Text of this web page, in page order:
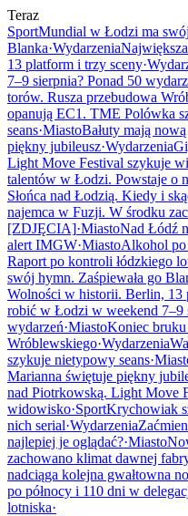
Teraz
SportMundial w Łodzi ma
Blanka·Wydarzenia
13 platform i trzy sceny·
7–9 sierpnia? Ponad 50
torów. Rusza przebudowa
opanują EC1. TME Polówka
seans·MiastoBałuty mają
piękny jubileusz·Wydarzenia
Light Move Festival szykuje
talentów w Łodzi. Powstaje o
Słońca nad Łodzią. Kiedy i
najemca w Fuzji. W środku
[ZDJĘCIA]·MiastoNad Łódź
alert IMGW·MiastoAlkohol po
Raport po kontroli łódzkiego
swój hymn. Zaśpiewała go
Wolności w historii. Berlin, 13
robić w Łodzi w weekend 7–9
wydarzeń·MiastoKoniec bruku
Wróblewskiego·Wydarzenia
szykuje nietypowy seans·
Marianna świętuje piękny
nad Piotrkowską. Light Move
widowisko·SportKrychowiak
nich serial·Wydarzenia
najlepiej je oglądać?·Miasto
zachowano klimat dawnej
nadciąga kolejna gwałtowna
po północy i 110 dni w
lotniska·